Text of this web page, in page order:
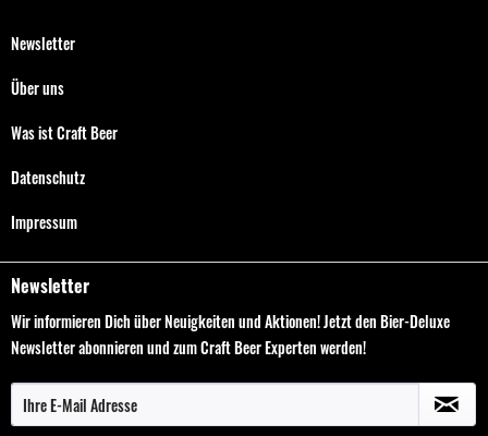
Newsletter
Über uns
Was ist Craft Beer
Datenschutz
Impressum
Newsletter
Wir informieren Dich über Neuigkeiten und Aktionen! Jetzt den Bier-Deluxe
Newsletter abonnieren und zum Craft Beer Experten werden!